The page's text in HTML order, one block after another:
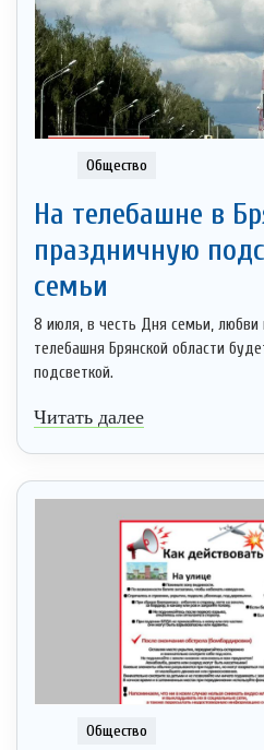
Общество
На телебашне в
праздничную
семьи
8 июля, в честь Дня семьи, любви
телебашня Брянской области
подсветкой.
Читать далее
Общество